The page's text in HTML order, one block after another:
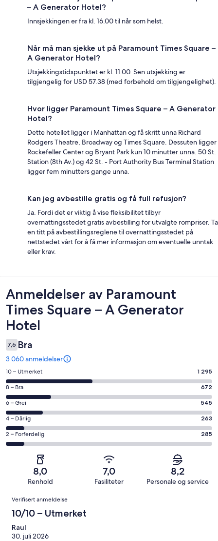
– A Generator Hotel?
Innsjekkingen er fra kl. 16.00 til når som helst.
Når må man sjekke ut på Paramount Times Square –
A Generator Hotel?
Utsjekkingstidspunktet er kl. 11.00. Sen utsjekking er
tilgjengelig for USD 57.38 (med forbehold om tilgjengelighet).
Hvor ligger Paramount Times Square – A Generator
Hotel?
Dette hotellet ligger i Manhattan og få skritt unna Richard
Rodgers Theatre, Broadway og Times Square. Dessuten ligger
Rockefeller Center og Bryant Park kun 10 minutter unna. 50 St.
Station (8th Av.) og 42 St. - Port Authority Bus Terminal Station
ligger fem minutters gange unna.
Kan jeg avbestille gratis og få full refusjon?
Ja. Fordi det er viktig å vise fleksibilitet tilbyr
overnattingsstedet gratis avbestilling for utvalgte rompriser. Ta
en titt på avbestillingsreglene til overnattingsstedet på
nettstedet vårt for å få mer informasjon om eventuelle unntak
eller krav.
Anmeldelser
Anmeldelser av Paramount
Times Square – A Generator
Hotel
7,6 Bra
3 060 anmeldelser
Rangering
på
10
−
Utmerket.
1295
av
totalt
anmeldelser.
10 – Utmerket 1 295
Rangering
på
8
−
Bra.
672
anmeldelser.
8 – Bra 672
Rangering
på
6
−
Grei.
anmeldelser.
6 – Grei 545
Rangering
på
4
3060
anmeldelser.
4 – Dårlig 263
Rangering
på
Forferdelig.
av
3060
anmeldelser.
2 – Forferdelig 285
8,0
Renhold
7,0
Fasiliteter
8,2
Personale og service
Anmeldelser
Verifisert anmeldelse
10/10 – Utmerket
Raul
30. juli 2026